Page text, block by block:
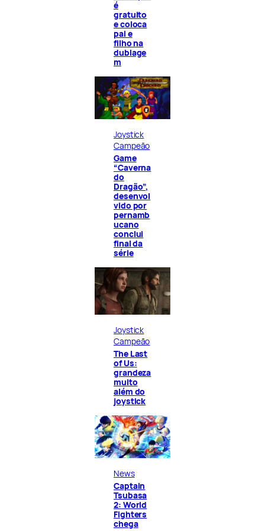
é
gratuito
e coloca
pai e
filho na
dublage
m
Joystick
Campeão
Game
“Caverna
do
Dragão”,
desenvol
vido por
pernamb
ucano
conclui
final da
série
Joystick
Campeão
The Last
of Us:
grandeza
muito
além do
joystick
News
Captain
Tsubasa
2: World
Fighters
chega